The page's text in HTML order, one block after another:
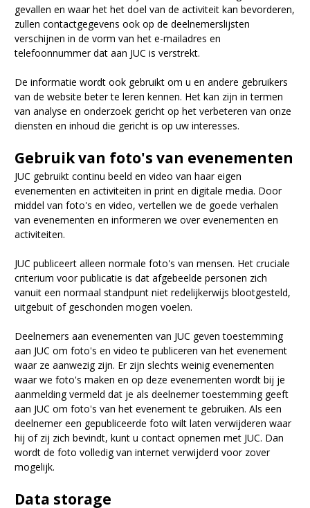
gevallen en waar het het doel van de activiteit kan bevorderen,
zullen contactgegevens ook op de deelnemerslijsten
verschijnen in de vorm van het e-mailadres en
telefoonnummer dat aan JUC is verstrekt.
De informatie wordt ook gebruikt om u en andere gebruikers
van de website beter te leren kennen. Het kan zijn in termen
van analyse en onderzoek gericht op het verbeteren van onze
diensten en inhoud die gericht is op uw interesses.
Gebruik van foto's van evenementen
JUC gebruikt continu beeld en video van haar eigen
evenementen en activiteiten in print en digitale media. Door
middel van foto's en video, vertellen we de goede verhalen
van evenementen en informeren we over evenementen en
activiteiten.
JUC publiceert alleen normale foto's van mensen. Het cruciale
criterium voor publicatie is dat afgebeelde personen zich
vanuit een normaal standpunt niet redelijkerwijs blootgesteld,
uitgebuit of geschonden mogen voelen.
Deelnemers aan evenementen van JUC geven toestemming
aan JUC om foto's en video te publiceren van het evenement
waar ze aanwezig zijn. Er zijn slechts weinig evenementen
waar we foto's maken en op deze evenementen wordt bij je
aanmelding vermeld dat je als deelnemer toestemming geeft
aan JUC om foto's van het evenement te gebruiken. Als een
deelnemer een gepubliceerde foto wilt laten verwijderen waar
hij of zij zich bevindt, kunt u contact opnemen met JUC. Dan
wordt de foto volledig van internet verwijderd voor zover
mogelijk.
Data storage